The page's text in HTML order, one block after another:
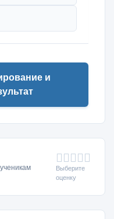
и
Выберите
оценку